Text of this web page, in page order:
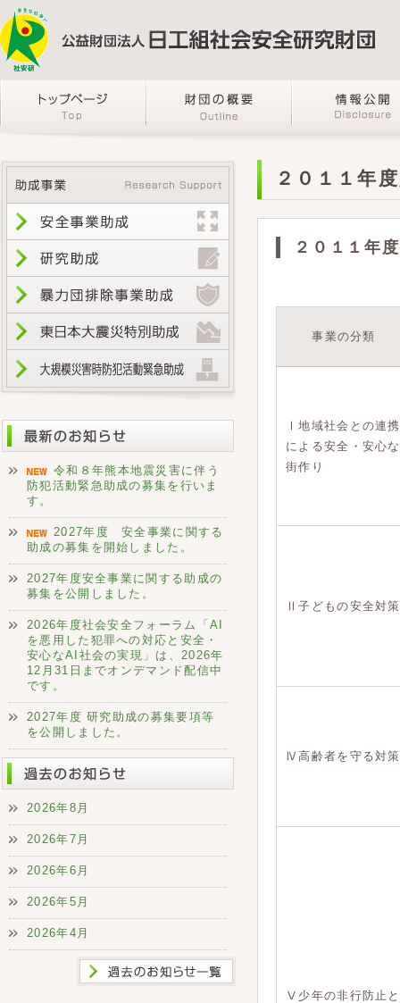
２０１１年
２０１１年
事業の分類
Ⅰ地域社会との連携
による安全・安心な
街作り
Ⅱ子どもの安全対策
Ⅳ高齢者を守る対策
Ⅴ少年の非行防止と
令和８年熊本地震災害に伴う
防犯活動緊急助成の募集を行いま
す。
2027年度 安全事業に関する
助成の募集を開始しました。
2027年度安全事業に関する助成の
募集を公開しました。
2026年度社会安全フォーラム「AI
を悪用した犯罪への対応と安全・
安心なAI社会の実現」は、2026年
12月31日までオンデマンド配信中
です。
2027年度 研究助成の募集要項等
を公開しました。
2026年8月
2026年7月
2026年6月
2026年5月
2026年4月